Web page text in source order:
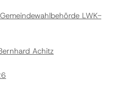
LWK-
Achitz